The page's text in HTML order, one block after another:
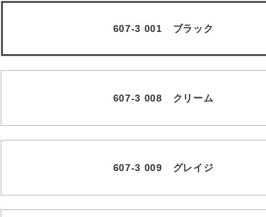
607-3 001 ブラック
607-3 008 クリーム
607-3 009 グレイジ